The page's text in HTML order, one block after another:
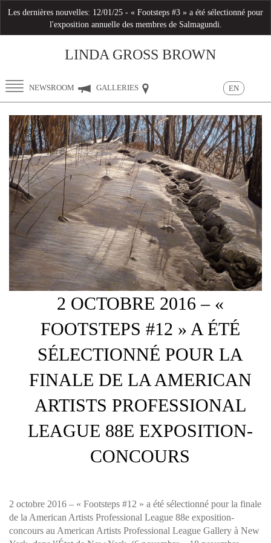
Les dernières nouvelles: 12/01/25 - « Footsteps #3 » a été sélectionné pour
l'exposition annuelle des membres de Salmagundi.
LINDA GROSS BROWN
ToggleNEWSROOM GALLERIES EN
2 OCTOBRE 2016 – «
FOOTSTEPS #12 » A ÉTÉ
SÉLECTIONNÉ POUR LA
FINALE DE LA AMERICAN
ARTISTS PROFESSIONAL
LEAGUE 88E EXPOSITION-
CONCOURS
2 octobre 2016 – « Footsteps #12 » a été sélectionné pour la finale
de la American Artists Professional League 88e exposition-
concours au American Artists Professional League Gallery à New